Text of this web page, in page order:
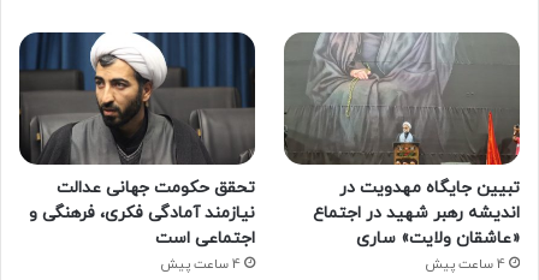
تبیین جایگاه مهدویت در
اندیشه رهبر شهید در اجتماع
«عاشقان ولایت» ساری
4 ساعت پیش
تحقق حکومت جهانی عدالت
نیازمند آمادگی فکری، فرهنگی و
اجتماعی است
4 ساعت پیش